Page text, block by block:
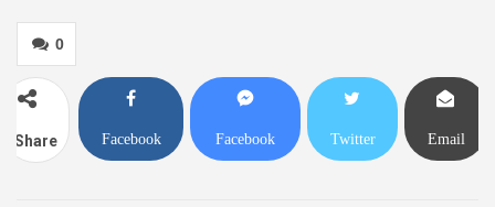
0
Share Facebook Facebook Twitter Email